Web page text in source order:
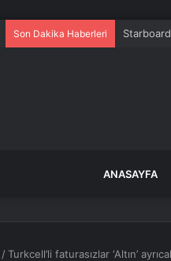
Son Dakika Haberleri
ANASAYFA
/Turkcell’li faturasızlar ‘Altın’